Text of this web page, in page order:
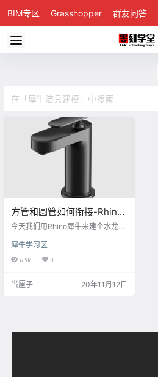
BIM专区 Grasshopper 群友问答
方管和圆管如何衔接-Rhino
犀牛水龙头建模视频演示&图
今天我们用Rhino犀牛来建个水龙
面我们看下方管和圆管犀牛是如何
衔接的 首先把水龙头的顶视图和侧
ps.html 在顶视图中，用直线拉出辅
犀牛学习区
6.9k 0
当厘子 20年11月12日